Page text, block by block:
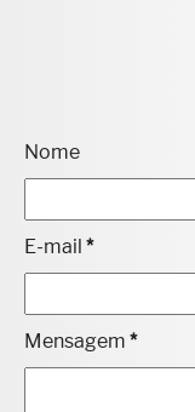
Nome
E-mail *
Mensagem *